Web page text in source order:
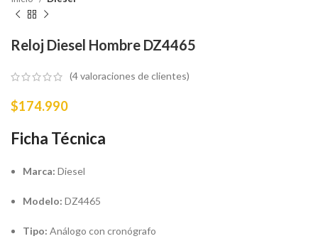
Reloj Diesel Hombre DZ4465
(4valoraciones de clientes)
$174.990
Ficha Técnica
Marca: Diesel
Modelo: DZ4465
Tipo: Análogo con cronógrafo